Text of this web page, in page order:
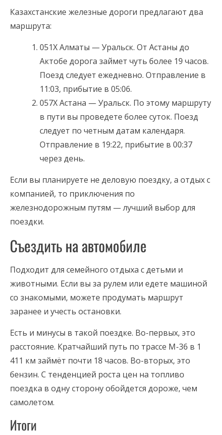
Казахстанские железные дороги предлагают два
маршрута:
051Х Алматы — Уральск. От Астаны до
Актобе дорога займет чуть более 19 часов.
Поезд следует ежедневно. Отправление в
11:03, прибытие в 05:06.
057Х Астана — Уральск. По этому маршруту
в пути вы проведете более суток. Поезд
следует по четным датам календаря.
Отправление в 19:22, прибытие в 00:37
через день.
Если вы планируете не деловую поездку, а отдых с
компанией, то приключения по
железнодорожным путям — лучший выбор для
поездки.
Съездить на автомобиле
Подходит для семейного отдыха с детьми и
животными. Если вы за рулем или едете машиной
со знакомыми, можете продумать маршрут
заранее и учесть остановки.
Есть и минусы в такой поездке. Во-первых, это
расстояние. Кратчайший путь по трассе М-36 в 1
411 км займёт почти 18 часов. Во-вторых, это
бензин. С тенденцией роста цен на топливо
поездка в одну сторону обойдется дороже, чем
самолетом.
Итоги